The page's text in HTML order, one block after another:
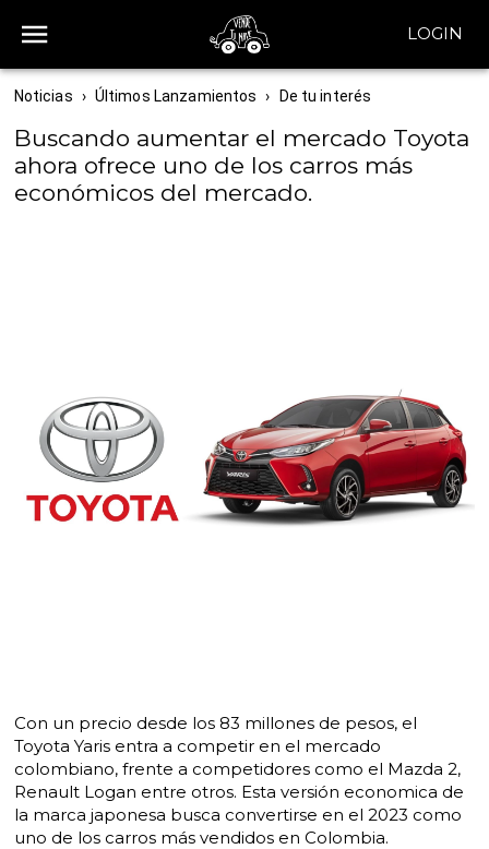
LOGIN
Noticias › Últimos Lanzamientos › De tu interés
Buscando aumentar el mercado Toyota
ahora ofrece uno de los carros más
económicos del mercado.
Con un precio desde los 83 millones de pesos, el
Toyota Yaris entra a competir en el mercado
colombiano, frente a competidores como el Mazda 2,
Renault Logan entre otros. Esta versión economica de
la marca japonesa busca convertirse en el 2023 como
uno de los carros más vendidos en Colombia.